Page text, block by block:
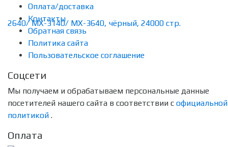
Оплата/доставка
Контакты
Обратная связь
Политика сайта
Пользовательское соглашение
Соцсети
Мы получаем и обрабатываем персональные данные
посетителей нашего сайта в соответствии с официальной
политикой .
Оплата